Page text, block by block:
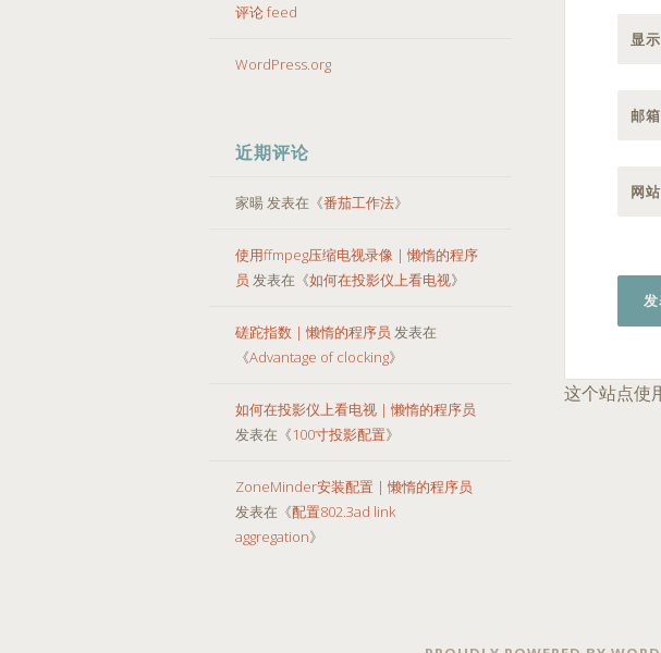
评论 feed
WordPress.org
近期评论
家暘发表在《番茄工作法》
使用ffmpeg压缩电视录像 | 懒惰的程序
员 发表在《如何在投影仪上看电视》
磋跎指数 | 懒惰的程序员 发表在
《Advantage of clocking》
如何在投影仪上看电视 | 懒惰的程序员
发表在《100寸投影配置》
ZoneMinder安装配置 | 懒惰的程序员
发表在《配置802.3ad link
aggregation》
显
邮
网站
这个站点使